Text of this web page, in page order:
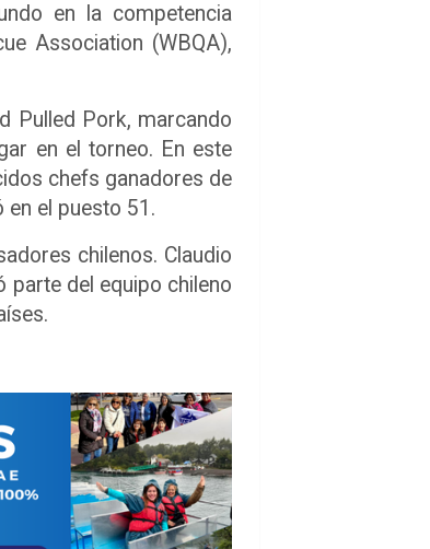
en la competencia
Association (WBQA),
Pulled Pork, marcando
en el torneo. En este
chefs ganadores de
en el puesto 51.
chilenos. Claudio
parte del equipo chileno